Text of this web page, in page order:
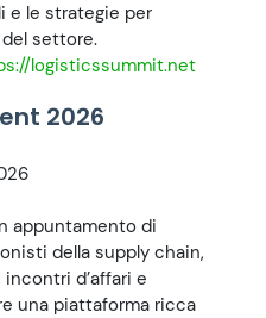
e le strategie per
settore.
logisticssummit.net
2026
appuntamento di
della supply chain,
d’affari e
una piattaforma ricca